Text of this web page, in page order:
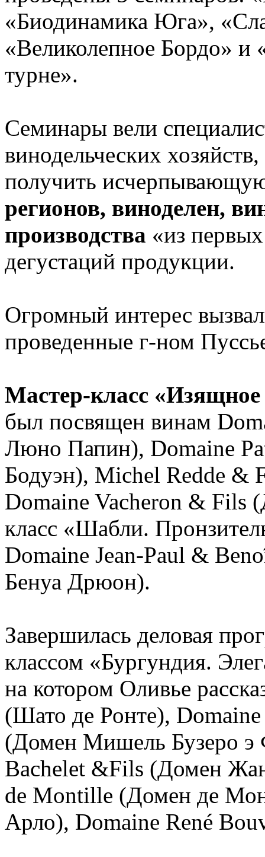
«Биодинамика Юга»,
«Великолепное Бордо»
турне».
Семинары вели
винодельческих
получить
регионов, виноделен,
производства «из
дегустаций продукции.
Огромный интерес
проведенные г-ном
Мастер-класс
был посвящен винам
Люно Папин), Domaine
Бодуэн), Michel Redde
Domaine Vacheron &
класс «Шабли.
Domaine Jean-Paul &
Бенуа Дрюон).
Завершилась деловая
классом «Бургундия.
на котором Оливье
(Шато де Ронте),
(Домен Мишель Бузеро э
Bachelet &Fils (Домен
de Montille (Домен де
Арло), Domaine René